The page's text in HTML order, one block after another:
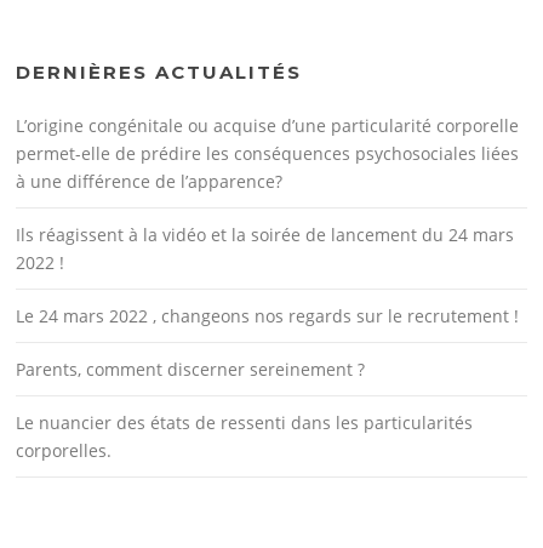
DERNIÈRES ACTUALITÉS
L’origine congénitale ou acquise d’une particularité corporelle
permet-elle de prédire les conséquences psychosociales liées
à une différence de l’apparence?
Ils réagissent à la vidéo et la soirée de lancement du 24 mars
2022 !
Le 24 mars 2022 , changeons nos regards sur le recrutement !
Parents, comment discerner sereinement ?
Le nuancier des états de ressenti dans les particularités
corporelles.